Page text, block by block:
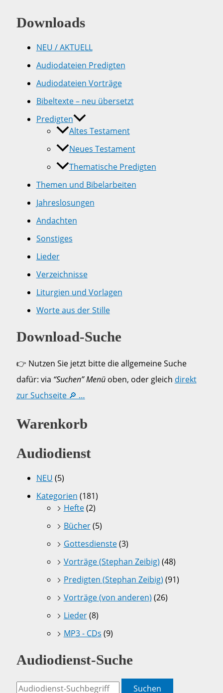
Downloads
NEU / AKTUELL
Audiodateien Predigten
Audiodateien Vorträge
Bibeltexte – neu übersetzt
Predigten
Altes Testament
Neues Testament
Thematische Predigten
Themen und Bibelarbeiten
Jahreslosungen
Andachten
Sonstiges
Lieder
Verzeichnisse
Liturgien und Vorlagen
Worte aus der Stille
Download-Suche
👉 Nutzen Sie jetzt bitte die allgemeine Suche
dafür: via “Suchen” Menüoben, oder gleich direkt
zur Suchseite 🔎 …
Warenkorb
Audiodienst
NEU (5)
Kategorien (181)
Hefte(2)
Bücher(5)
Gottesdienste(3)
Vorträge (Stephan Zeibig) (48)
Predigten (Stephan Zeibig) (91)
Vorträge (von anderen) (26)
Lieder(8)
MP3 - CDs (9)
Audiodienst-Suche
Suchen